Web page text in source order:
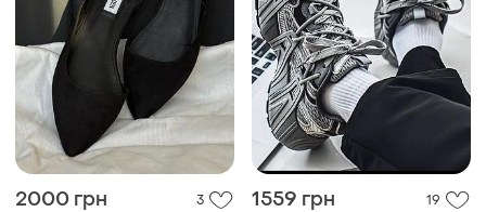
2000 грн
1800 грн з 10 серп
Steve Madden
Замшеві лодочки steve
madden чорні, розмір 37
1559 грн 19
Teto
Масивні нові кросівки сірі
на шнурівках 40-41 розмір
40.5 і ще 1